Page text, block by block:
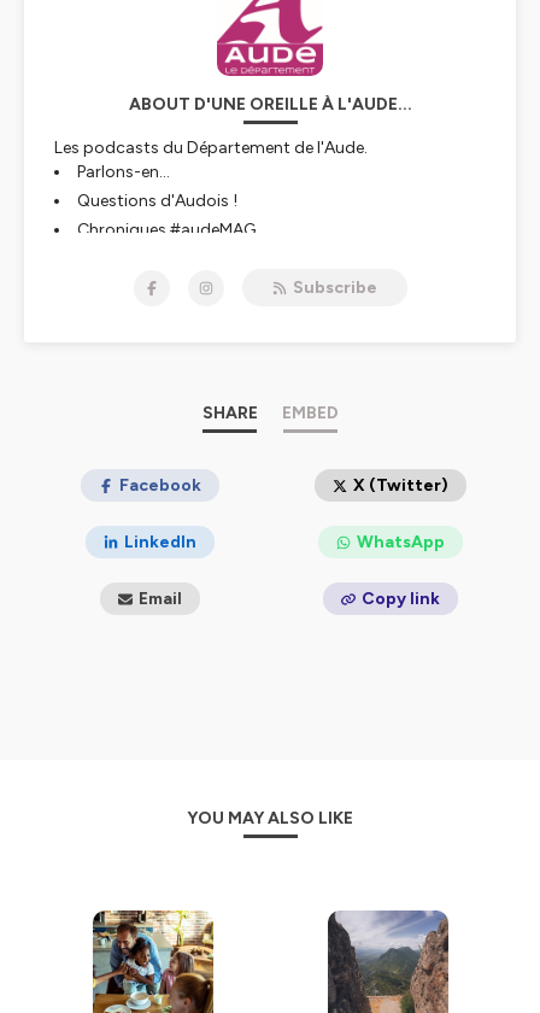
ABOUT D'UNE OREILLE À L'AUDE...
Les podcasts du Département de l'Aude.
Parlons-en...
Questions d'Audois !
Chroniques #audeMAG
thématiques sociétales, de sujets d'actualité, de
pour plus d'informations.
Subscribe
SHARE EMBED
Facebook X (Twitter)
LinkedIn WhatsApp
Email Copy link
YOU MAY ALSO LIKE